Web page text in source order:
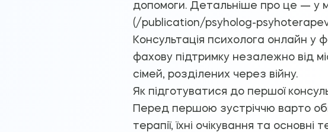
допомоги. Детальніше про це — у
(/publication/psyholog-
Консультація психолога онлайн у
фахову підтримку незалежно від
сімей, розділених через війну.
Як підготуватися до першої
Перед першою зустріччю варто
терапії, їхні очікування та